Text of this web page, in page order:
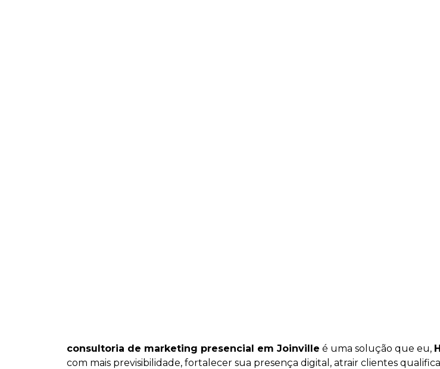
consultoria de marketing presencial em Joinville é uma solução que eu,
com mais previsibilidade, fortalecer sua presença digital, atrair clientes